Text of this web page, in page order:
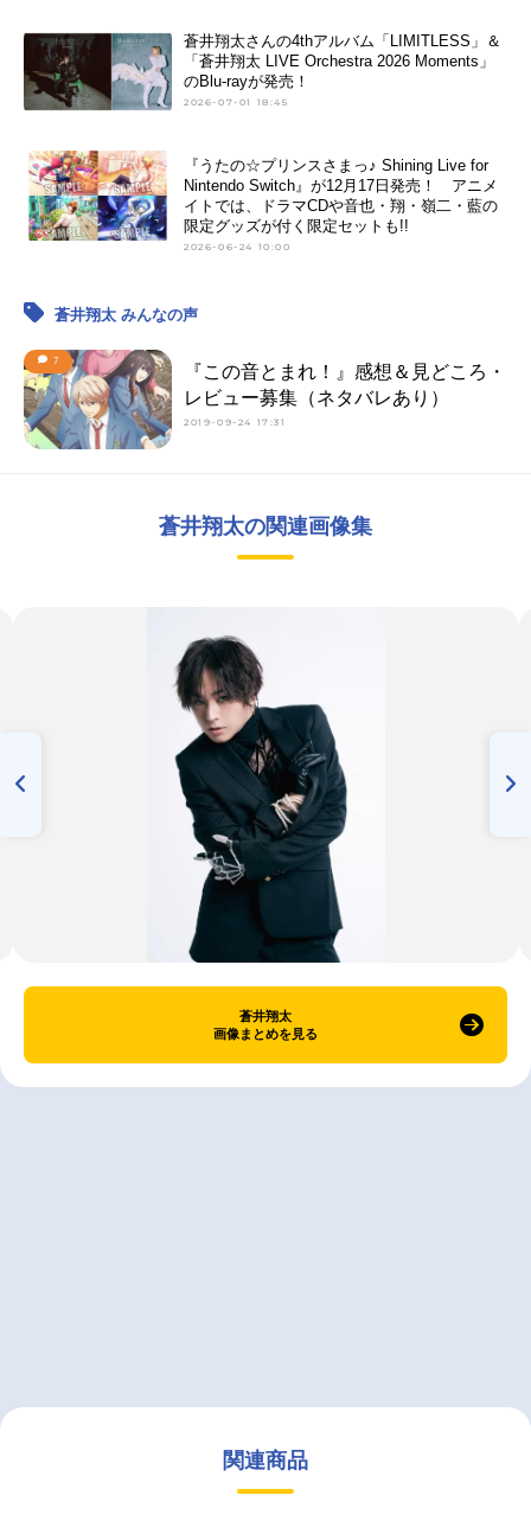
蒼井翔太さんの4thアルバム「LIMITLESS」＆
「蒼井翔太 LIVE Orchestra 2026 Moments」
のBlu-rayが発売！
2026-07-01 18:45
『うたの☆プリンスさまっ♪ Shining Live for
Nintendo Switch』が12月17日発売！ アニメ
イトでは、ドラマCDや音也・翔・嶺二・藍の
限定グッズが付く限定セットも!!
2026-06-24 10:00
蒼井翔太 みんなの声
7
『この音とまれ！』感想＆見どころ・
レビュー募集（ネタバレあり）
2019-09-24 17:31
蒼井翔太の関連画像集
蒼井翔太
画像まとめを見る
関連商品